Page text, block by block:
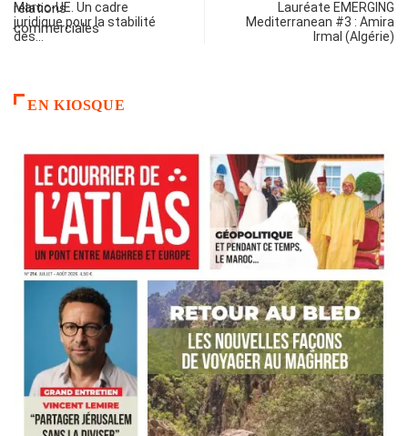
Maroc-UE. Un cadre
juridique pour la stabilité
des…
Lauréate EMERGING
Mediterranean #3 : Amira
Irmal (Algérie)
EN KIOSQUE